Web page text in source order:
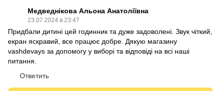
Медведнікова Альона Анатоліївна
23.07.2024 в 23:47
Придбали дитині цей годинник та дуже задоволені. Звук чіткий,
екран яскравий, все працює добре. Дякую магазину
vashdevays за допомогу у виборі та відповіді на всі наші
питання.
Ответить